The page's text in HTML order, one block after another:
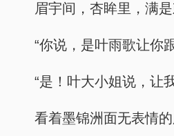
眉宇间，杏眸里，满是
“你说，是叶雨歌让你
“是！叶大小姐说，让
看着墨锦洲面无表情